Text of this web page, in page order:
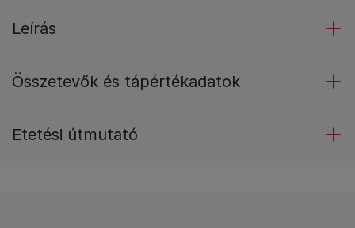
Leírás
Összetevők és tápértékadatok
Etetési útmutató